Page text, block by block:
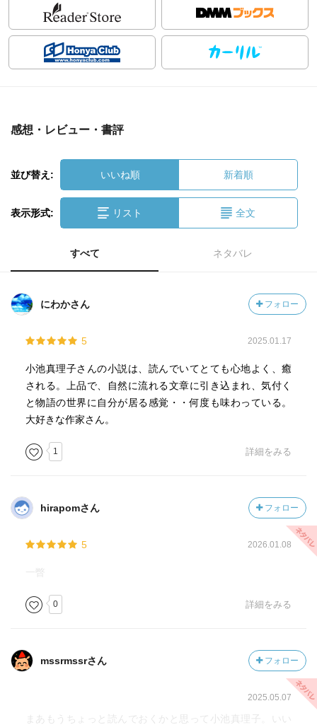
感想・レビュー・書評
並び替え: いいね順 新着順
表示形式: リスト 全文
すべて ネタバレ
にわかさん フォロー
5 2025.01.17
小池真理子さんの小説は、読んでいてとても心地よく、癒
される。上品で、自然に流れる文章に引き込まれ、気付く
と物語の世界に自分が居る感覚・・何度も味わっている。
大好きな作家さん。
1 詳細をみる
hirapomさん フォロー
5 2026.01.08
一瞥
0 詳細をみる
mssrmssrさん フォロー
2025.05.07
まあもうちょっと読んでおくかと思って小池真理子。いい